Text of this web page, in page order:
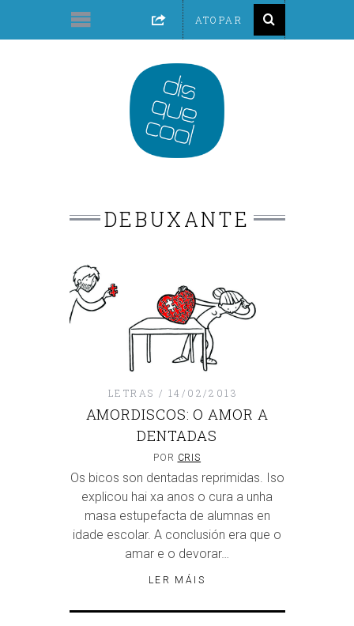
DEBUXANTE
LETRAS 14/02/2013
AMORDISCOS: O AMOR A
DENTADAS
POR CRIS
Os bicos son dentadas reprimidas. Iso
explicou hai xa anos o cura a unha
masa estupefacta de alumnas en
idade escolar. A conclusión era que o
amar e o devorar…
LER MÁIS